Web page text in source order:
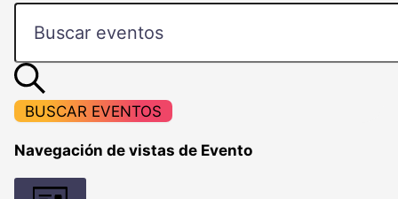
BUSCAR EVENTOS
Navegación de vistas de Evento